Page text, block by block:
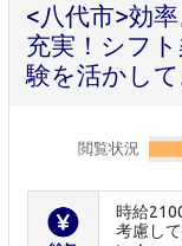
<八代市>効
充実！シフ
験を活かし
閲覧状況
時給
考慮し